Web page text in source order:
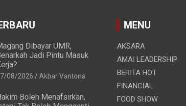
Dibayar UMR,
Jadi Pintu Masuk
08/2026 Akbar Vantona
Boleh Menafsirkan,
MENU
AKSARA
AMAI LEADERSHIP
BERITA HOT
FINANCIAL
FOOD SHOW